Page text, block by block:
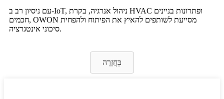
עם ניסיון רב ב-IoT, ניהול אנרגיה, בקרת HVAC ופתרונות בניינים
חכמים, OWON מסייעת לשותפים להאיץ את הפיתוח ולהפחית
סיכוני אינטגרציה.
בְּחֲזָרָה